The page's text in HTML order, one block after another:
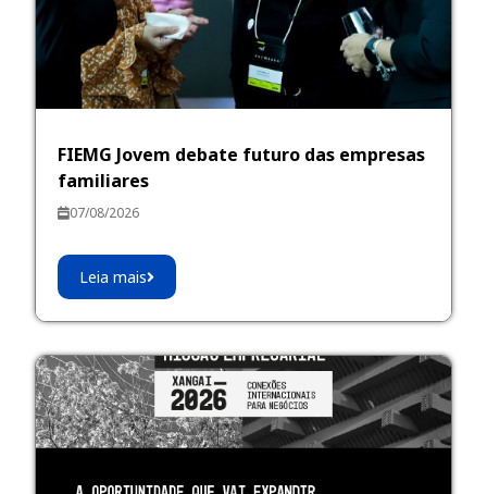
FIEMG Jovem debate futuro das empresas
familiares
07/08/2026
Leia mais